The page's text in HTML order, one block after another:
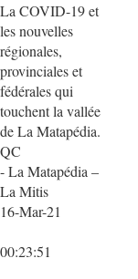
La COVID-19 et
les nouvelles
régionales,
provinciales et
fédérales qui
touchent la vallée
de La Matapédia.
QC
- La Matapédia –
La Mitis
16-Mar-21
00:23:51